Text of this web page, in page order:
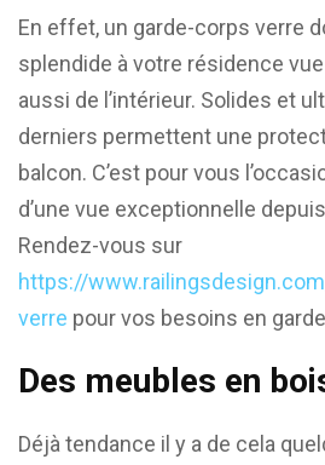
En effet, un garde-corps verre
splendide à votre résidence vue
aussi de l’intérieur. Solides et
derniers permettent une
balcon. C’est pour vous
d’une vue exceptionnelle
Rendez-vous sur
https://
verre pour vos besoins en
Des meubles en
Déjà tendance il y a de cela